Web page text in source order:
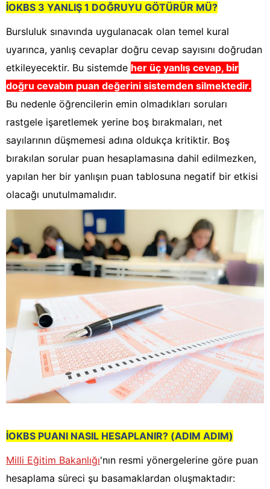
İOKBS 3 YANLIŞ 1 DOĞRUYU GÖTÜRÜR MÜ?
Bursluluk sınavında uygulanacak olan temel kural
uyarınca, yanlış cevaplar doğru cevap sayısını doğrudan
etkileyecektir. Bu sistemde her üç yanlış cevap, bir
doğru cevabın puan değerini sistemden silmektedir.
Bu nedenle öğrencilerin emin olmadıkları soruları
rastgele işaretlemek yerine boş bırakmaları, net
sayılarının düşmemesi adına oldukça kritiktir. Boş
bırakılan sorular puan hesaplamasına dahil edilmezken,
yapılan her bir yanlışın puan tablosuna negatif bir etkisi
olacağı unutulmamalıdır.
İOKBS PUANI NASIL HESAPLANIR? (ADIM ADIM)
Milli Eğitim Bakanlığı'nın resmi yönergelerine göre puan
hesaplama süreci şu basamaklardan oluşmaktadır: